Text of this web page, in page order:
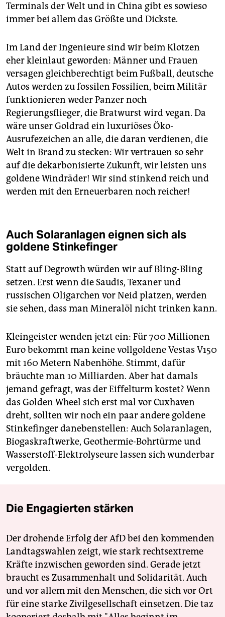
Terminals der Welt und in China gibt es sowieso
immer bei allem das Größte und Dickste.
Im Land der Ingenieure sind wir beim Klotzen
eher kleinlaut geworden: Männer und Frauen
versagen gleichberechtigt beim Fußball, deutsche
Autos werden zu fossilen Fossilien, beim Militär
funktionieren weder Panzer noch
Regierungsflieger, die Bratwurst wird vegan. Da
wäre unser Goldrad ein luxuriöses Öko-
Ausrufezeichen an alle, die daran verdienen, die
Welt in Brand zu stecken: Wir vertrauen so sehr
auf die dekarbonisierte Zukunft, wir leisten uns
goldene Windräder! Wir sind stinkend reich und
werden mit den Erneuerbaren noch reicher!
Auch Solaranlagen eignen sich als
goldene Stinkefinger
Statt auf Degrowth würden wir auf Bling-Bling
setzen. Erst wenn die Saudis, Texaner und
russischen Oligarchen vor Neid platzen, werden
sie sehen, dass man Mineralöl nicht trinken kann.
Kleingeister wenden jetzt ein: Für 700 Millionen
Euro bekommt man keine vollgoldene Vestas V150
mit 160 Metern Nabenhöhe. Stimmt, dafür
bräuchte man 10 Milliarden. Aber hat damals
jemand gefragt, was der Eiffelturm kostet? Wenn
das Golden Wheel sich erst mal vor Cuxhaven
dreht, sollten wir noch ein paar andere goldene
Stinkefinger danebenstellen: Auch Solaranlagen,
Biogaskraftwerke, Geothermie-Bohrtürme und
Wasserstoff-Elektrolyseure lassen sich wunderbar
vergolden.
Die Engagierten stärken
Der drohende Erfolg der AfD bei den kommenden
Landtagswahlen zeigt, wie stark rechtsextreme
Kräfte inzwischen geworden sind. Gerade jetzt
braucht es Zusammenhalt und Solidarität. Auch
und vor allem mit den Menschen, die sich vor Ort
für eine starke Zivilgesellschaft einsetzen. Die taz